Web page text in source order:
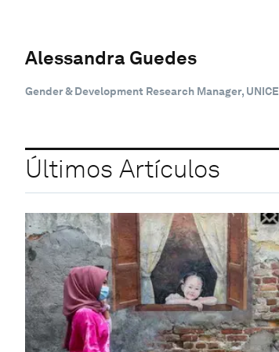
Alessandra Guedes
Gender & Development Research Manager,
Últimos Artículos